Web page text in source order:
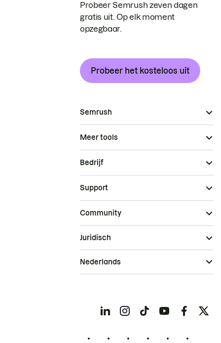
Probeer Semrush zeven dagen
gratis uit. Op elk moment
opzegbaar.
Probeer het kosteloos uit
Semrush
Meer tools
Bedrijf
Support
Community
Juridisch
Nederlands